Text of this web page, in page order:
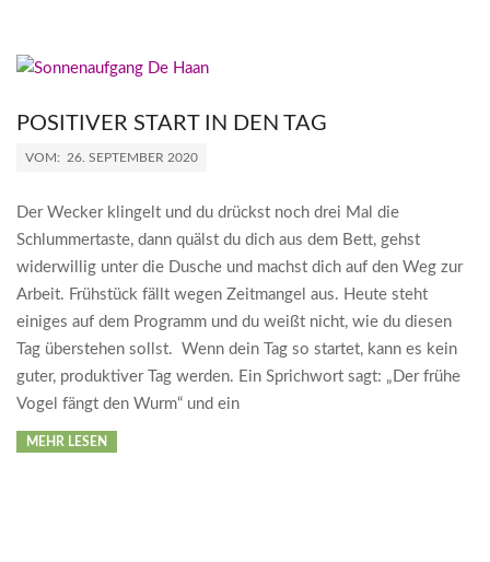
POSITIVER START IN DEN TAG
2020-
26
VOM: 26. SEPTEMBER 2020
Der Wecker klingelt und du drückst noch drei Mal die
Schlummertaste, dann quälst du dich aus dem Bett, gehst
widerwillig unter die Dusche und machst dich auf den Weg zur
Arbeit. Frühstück fällt wegen Zeitmangel aus. Heute steht
einiges auf dem Programm und du weißt nicht, wie du diesen
Tag überstehen sollst. Wenn dein Tag so startet, kann es kein
guter, produktiver Tag werden. Ein Sprichwort sagt: „Der frühe
Vogel fängt den Wurm“ und ein
MEHR LESEN